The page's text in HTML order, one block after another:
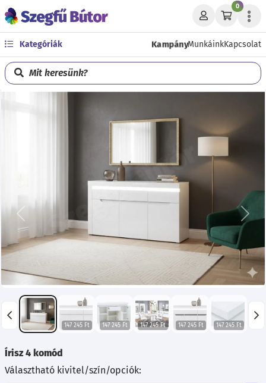
0
Kategóriák KampányMunkáinkKapcsolat
Mit keresünk?
Előző
147 245 Ft 147 245 Ft 147 245 Ft 147 245 Ft 147 245 Ft
Írisz 4 komód
Választható kivitel/szín/opciók: